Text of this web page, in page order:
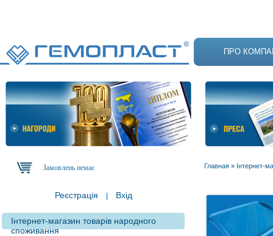
ПРО
Замовлень немає
Реєстрація Вхід
Інтернет-магазин товарів народного
споживання
Главная » Інтернет-